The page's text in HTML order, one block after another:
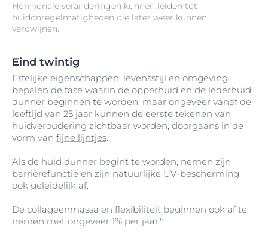
Hormonale veranderingen kunnen leiden tot
huidonregelmatigheden die later weer kunnen
verdwijnen.
Eind twintig
Erfelijke eigenschappen, levensstijl en omgeving
bepalen de fase waarin de opperhuid en de lederhuid
dunner beginnen te worden, maar ongeveer vanaf de
leeftijd van 25 jaar kunnen de eerste tekenen van
huidveroudering zichtbaar worden, doorgaans in de
vorm van fijne lijntjes.
Als de huid dunner begint te worden, nemen zijn
barrièrefunctie en zijn natuurlijke UV-bescherming
ook geleidelijk af.
De collageenmassa en flexibiliteit beginnen ook af te
nemen met ongeveer 1% per jaar."